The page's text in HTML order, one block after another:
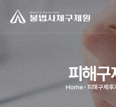
피해구
Home 피해구제후